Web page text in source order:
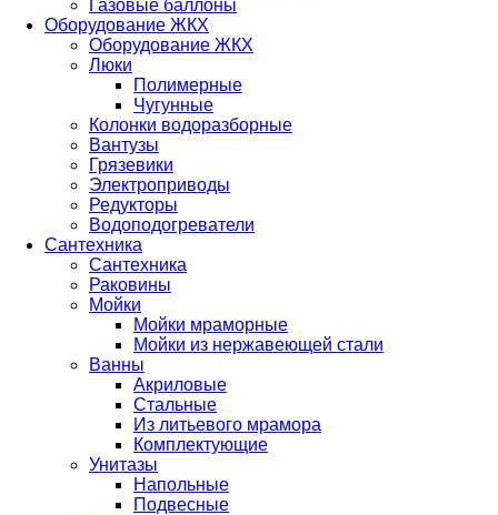
Газовые баллоны
Оборудование ЖКХ
Оборудование ЖКХ
Люки
Полимерные
Чугунные
Колонки водоразборные
Вантузы
Грязевики
Электроприводы
Редукторы
Водоподогреватели
Сантехника
Сантехника
Раковины
Мойки
Мойки мраморные
Мойки из нержавеющей стали
Ванны
Акриловые
Стальные
Из литьевого мрамора
Комплектующие
Унитазы
Напольные
Подвесные